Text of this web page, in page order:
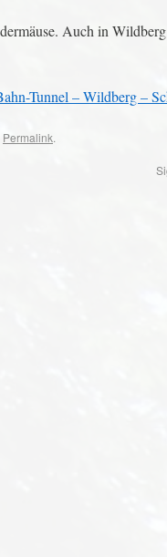
Auch in
Tunnel – Wildberg –
Permalink.